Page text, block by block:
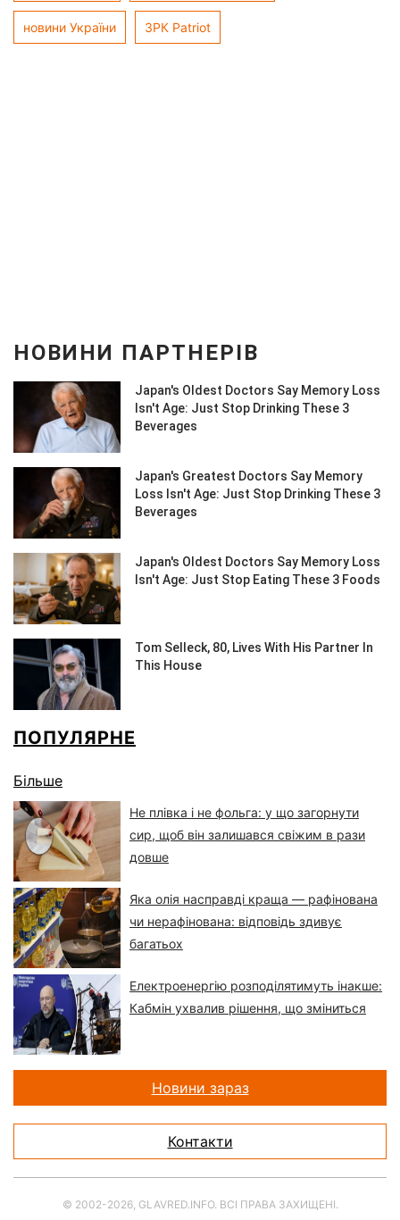
новини України ЗРК Patriot
ПОПУЛЯРНЕ
Більше
Не плівка і не фольга: у що загорнути
сир, щоб він залишався свіжим в рази
довше
Яка олія насправді краща — рафінована
чи нерафінована: відповідь здивує
багатьох
Електроенергію розподілятимуть інакше:
Кабмін ухвалив рішення, що зміниться
Новини зараз
Контакти
© 2002-2026, GLAVRED.INFO. ВСІ ПРАВА ЗАХИЩЕНІ.